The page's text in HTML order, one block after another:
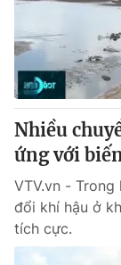
Nhiều
ứng với
VTV.vn -
đổi khí hậu ở
tích cực.